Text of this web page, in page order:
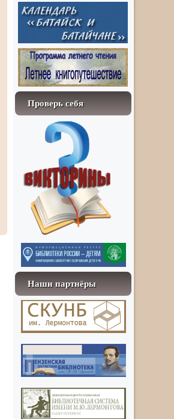
Проверь себя
Наши партнёры